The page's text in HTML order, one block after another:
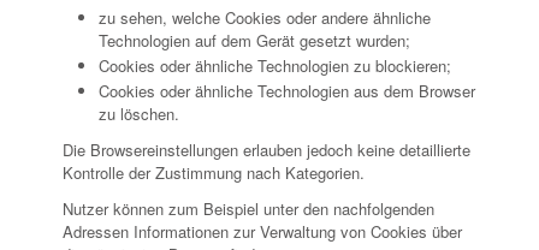
zu sehen, welche Cookies oder andere ähnliche
Technologien auf dem Gerät gesetzt wurden;
Cookies oder ähnliche Technologien zu blockieren;
Cookies oder ähnliche Technologien aus dem Browser
zu löschen.
Die Browsereinstellungen erlauben jedoch keine detaillierte
Kontrolle der Zustimmung nach Kategorien.
Nutzer können zum Beispiel unter den nachfolgenden
Adressen Informationen zur Verwaltung von Cookies über